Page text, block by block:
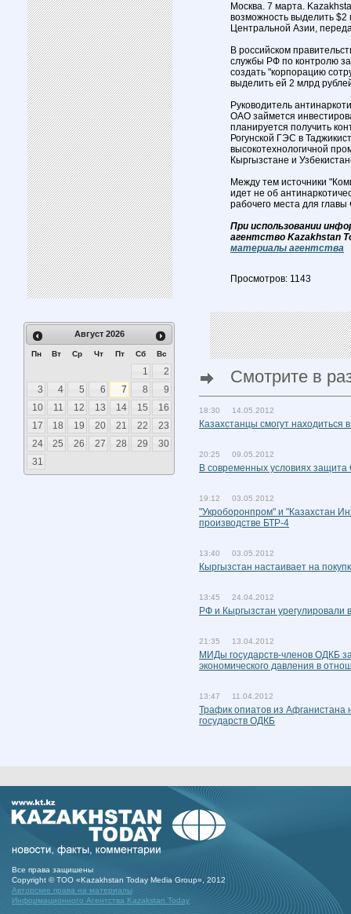
Август 2026
Пн Вт Ср Чт Пт Сб Вс
1
2
3
4 5 6 7 8
9
10
11 12 13 14 15
16
17
18 19 20 21 22
23
24
25 26 27 28 29
30
31
Москва. 7 марта.
возможность выделить
Центральной Азии,
В российском
службы РФ по контролю
создать "корпорацию
выделить ей 2 млрд
Руководитель
ОАО займется
планируется получить
Рогунской ГЭС в
высокотехнологичной
Кыргызстане и
Между тем источники
идет не об
рабочего места для
При использовании
агентство Kazakhstan
материалы агентства
Просмотров: 1143
Смотрите в
18:30 14.05.2012
Казахстанцы смогут находиться
20:25 09.05.2012
В современных условиях защита
19:12 03.05.2012
"Укроборонпром" и "Казахстан
производстве БТР-4
13:40 03.05.2012
Кыргызстан настаивает на
13:45 24.04.2012
РФ и Кыргызстан урегулировали
21:35 13.04.2012
МИДы государств-членов ОДКБ
экономического давления в
13:47 11.04.2012
Трафик опиатов из Афганистана
государств ОДКБ
Все права защишены
Copyright © ТОО «Kazakhstan Today Media Group», 2012
Авторские права на материалы
Информационного Агентства Kazakstan Today